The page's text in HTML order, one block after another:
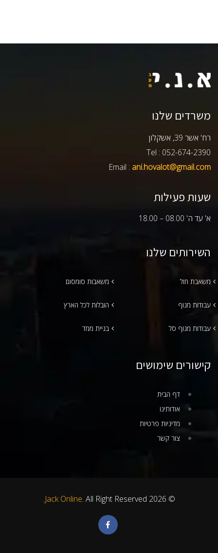
משרדים שלנו
רח' אשר 39, אשקלון
Tel : 052-674-2390
Email : ani.hovalot@gmail.com
שעות פעילות
א' עד ה' 08.00 – 18.00
השירותים שלנו
משאבת חול משאבות סומסום
עבודות מנוף הובלות לכל הארץ
עבודות מנוף סל בניית ממד
קישורים שימושים
דף הבית
אודותינו
מדיניות פרטיות
צור קשר
© 2026
Jack Online. All Right Reserved.